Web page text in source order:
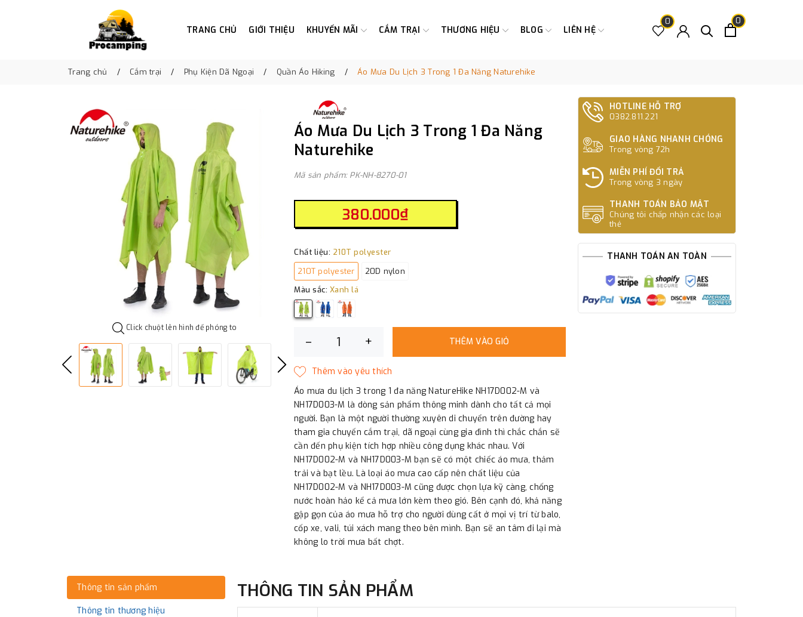
TRANG CHỦ GIỚI THIỆU KHUYẾN MÃI CẮM TRẠI THƯƠNG HIỆU BLOG LIÊN HỆ
0 0
Trang chủ Cắm trại Phụ Kiện Dã Ngoại Quần Áo Hiking Áo Mưa Du Lịch 3 Trong 1 Đa Năng Naturehike
Click chuột lên hình để phóng to
Áo Mưa Du Lịch 3 Trong 1 Đa Năng
Naturehike
Mã sản phẩm: PK-NH-8270-01
380.000₫
Chất liệu: 210T polyester
210T polyester
20D nylon
Màu sắc: Xanh lá
– + THÊM VÀO GIỎ
Áo mưa du lịch 3 trong 1 đa năng NatureHike NH17D002-M và
NH17D003-M là dòng sản phẩm thông minh dành cho tất cả mọi
người. Bạn là một người thường xuyên di chuyển trên đường hay
tham gia chuyến cắm trại, dã ngoại cùng gia đình thì chắc chắn sẽ
cần đến phụ kiện tích hợp nhiều công dụng khác nhau. Với
NH17D002-M và NH17D003-M bạn sẽ có một chiếc áo mưa, thảm
trải và bạt lều. Là loại áo mưa cao cấp nên chất liệu của
NH17D002-M và NH17D003-M cũng được chọn lựa kỹ càng, chống
nước hoàn hảo kể cả mưa lớn kèm theo gió. Bên cạnh đó, khả năng
gập gọn của áo mưa hỗ trợ cho người dùng cất ở mọi vị trí từ balo,
cốp xe, vali, túi xách mang theo bên mình. Bạn sẽ an tâm đi lại mà
không lo trời mưa bất chợt.
HOTLINE HỖ TRỢ
0382.811.221
GIAO HÀNG NHANH CHÓNG
Trong vòng 72h
MIỄN PHÍ ĐỔI TRẢ
Trong vòng 3 ngày
THANH TOÁN BẢO MẬT
Chúng tôi chấp nhận các loại
thẻ
THANH TOÁN AN TOÀN
Thông tin sản phẩm
Thông tin thương hiệu
THÔNG TIN SẢN PHẨM